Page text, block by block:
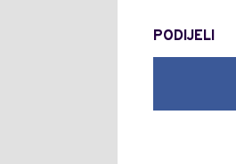
PODIJELI